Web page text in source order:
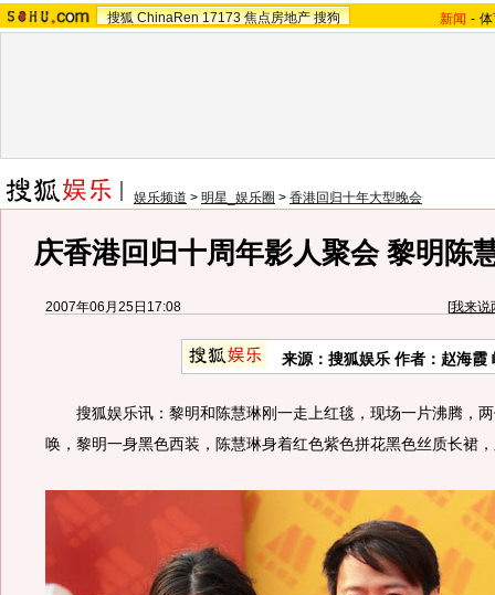
搜狐 ChinaRen 17173 焦点房地产 搜狗 新闻 -
娱乐频道 > 明星_娱乐圈 > 香港回归十年大型晚会
庆香港回归十周年影人聚会 黎明陈
2007年06月25日17:08 [我来说
来源：搜狐娱乐 作者：赵海霞
搜狐娱乐讯：黎明和陈慧琳刚一走上红毯，现场一片沸腾，两
唤，黎明一身黑色西装，陈慧琳身着红色紫色拼花黑色丝质长裙